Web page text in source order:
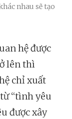
nhau sẽ tạo
hệ được
lên thì
chỉ xuất
“tình yêu
được xây